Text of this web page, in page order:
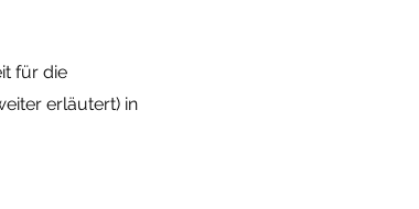
für die
erläutert) in